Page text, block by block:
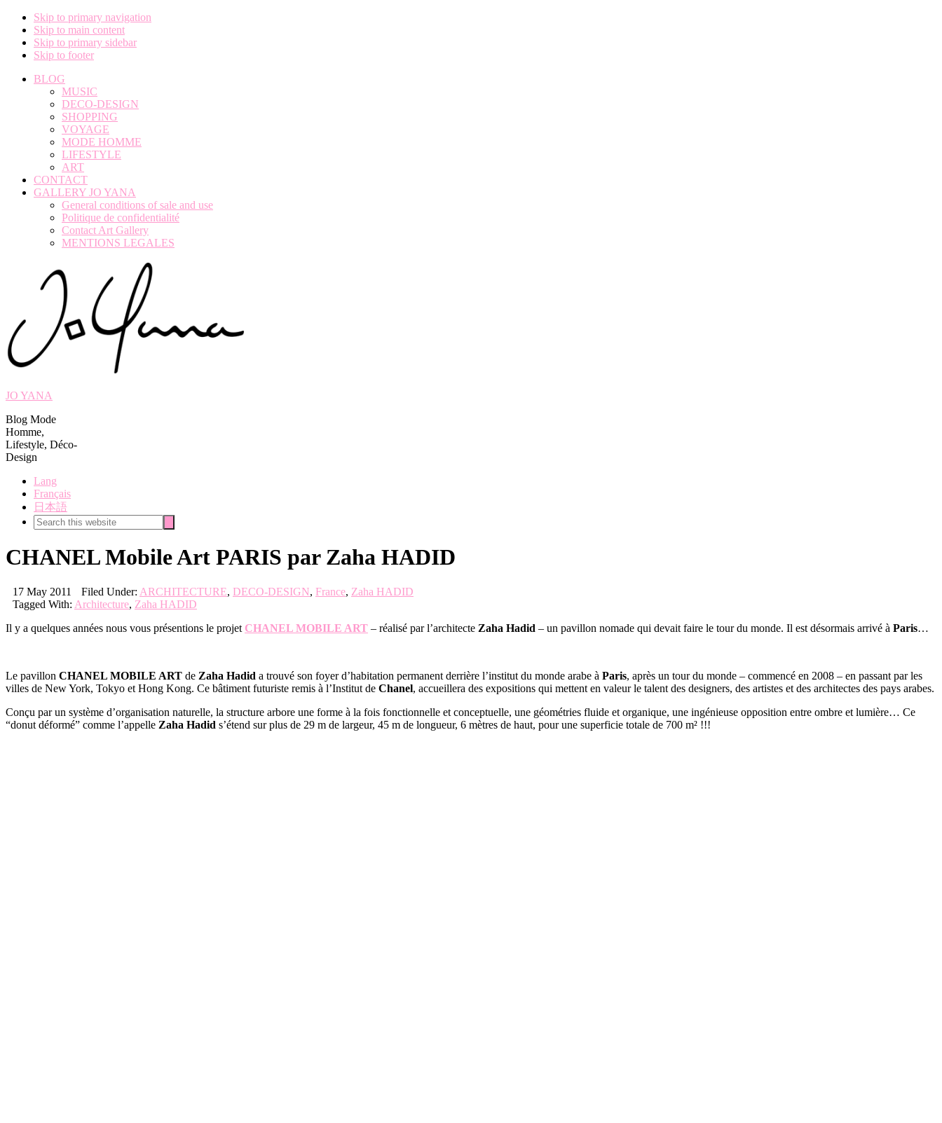
Skip to primary navigation
Skip to main content
Skip to primary sidebar
Skip to footer
BLOG
MUSIC
DECO-DESIGN
SHOPPING
VOYAGE
MODE HOMME
LIFESTYLE
ART
CONTACT
GALLERY JO YANA
General conditions of sale and use
Politique de confidentialité
Contact Art Gallery
MENTIONS LEGALES
JO YANA
Blog Mode
Homme,
Lifestyle, Déco-
Design
Lang
Français
日本語
Search
this
CHANEL Mobile Art PARIS par Zaha HADID
17 May 2011 Filed Under: ARCHITECTURE, DECO-DESIGN, France, Zaha HADID
Tagged With: Architecture, Zaha HADID
Il y a quelques années nous vous présentions le projet CHANEL MOBILE ART – réalisé par l’architecte Zaha Hadid – un pavillon nomade qui devait faire le tour du monde. Il est désormais arrivé à Paris…
Le pavillon CHANEL MOBILE ART de Zaha Hadid a trouvé son foyer d’habitation permanent derrière l’institut du monde arabe à Paris, après un tour du monde – commencé en 2008 – en passant par les
villes de New York, Tokyo et Hong Kong. Ce bâtiment futuriste remis à l’Institut de Chanel, accueillera des expositions qui mettent en valeur le talent des designers, des artistes et des architectes des pays arabes.
Conçu par un système d’organisation naturelle, la structure arbore une forme à la fois fonctionnelle et conceptuelle, une géométries fluide et organique, une ingénieuse opposition entre ombre et lumière… Ce
“donut déformé” comme l’appelle Zaha Hadid s’étend sur plus de 29 m de largeur, 45 m de longueur, 6 mètres de haut, pour une superficie totale de 700 m² !!!